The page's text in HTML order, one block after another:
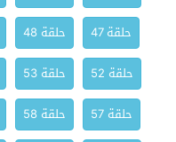
حلقة 47
حلقة 48
حلقة 52
حلقة 53
حلقة 57
حلقة 58